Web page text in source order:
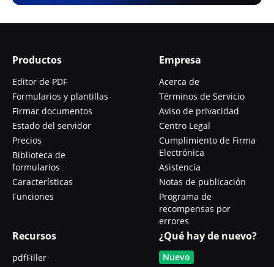
Productos
Editor de PDF
Formularios y plantillas
Firmar documentos
Estado del servidor
Precios
Biblioteca de
formularios
Características
Funciones
Empresa
Acerca de
Términos de Servicio
Aviso de privacidad
Centro Legal
Cumplimiento de Firma
Electrónica
Asistencia
Notas de publicación
Programa de
recompensas por
errores
Recursos
pdfFiller
¿Qué hay de nuevo?
Nuevo